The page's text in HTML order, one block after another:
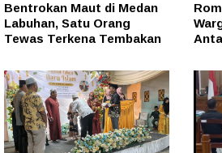
Bentrokan Maut di Medan
Labuhan, Satu Orang
Tewas Terkena Tembakan